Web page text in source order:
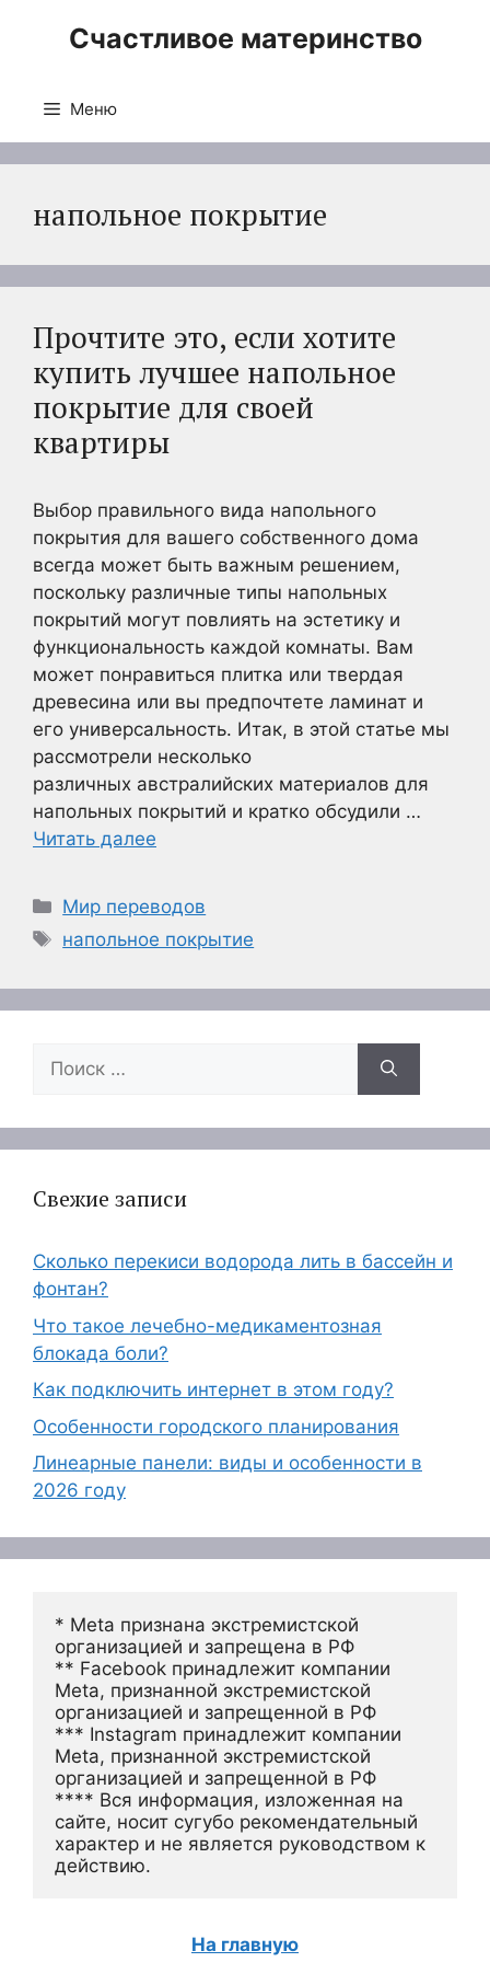
Счастливое материнство
Меню
напольное покрытие
Прочтите это, если хотите
купить лучшее напольное
покрытие для своей
квартиры
Выбор правильного вида напольного
покрытия для вашего собственного дома
всегда может быть важным решением,
поскольку различные типы напольных
покрытий могут повлиять на эстетику и
функциональность каждой комнаты. Вам
может понравиться плитка или твердая
древесина или вы предпочтете ламинат и
его универсальность. Итак, в этой статье мы
рассмотрели несколько
различных австралийских материалов для
напольных покрытий и кратко обсудили …
Читать далее
Рубрики
Мир переводов
Метки
напольное покрытие
Поиск:
Свежие записи
Сколько перекиси водорода лить в бассейн и
фонтан?
Что такое лечебно-медикаментозная
блокада боли?
Как подключить интернет в этом году?
Особенности городского планирования
Линеарные панели: виды и особенности в
2026 году
* Meta признана экстремистской
организацией и запрещена в РФ
** Facebook принадлежит компании
Meta, признанной экстремистской
организацией и запрещенной в РФ
*** Instagram принадлежит компании
Meta, признанной экстремистской
организацией и запрещенной в РФ
**** Вся информация, изложенная на
сайте, носит сугубо рекомендательный
характер и не является руководством к
действию.
На главную